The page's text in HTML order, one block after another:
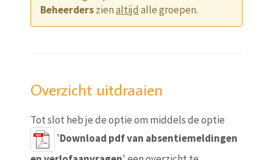
Beheerderszienaltijd alle groepen.
Overzicht uitdraaien
Tot slot heb je de optie om middels de optie
'Download pdf van absentiemeldingen